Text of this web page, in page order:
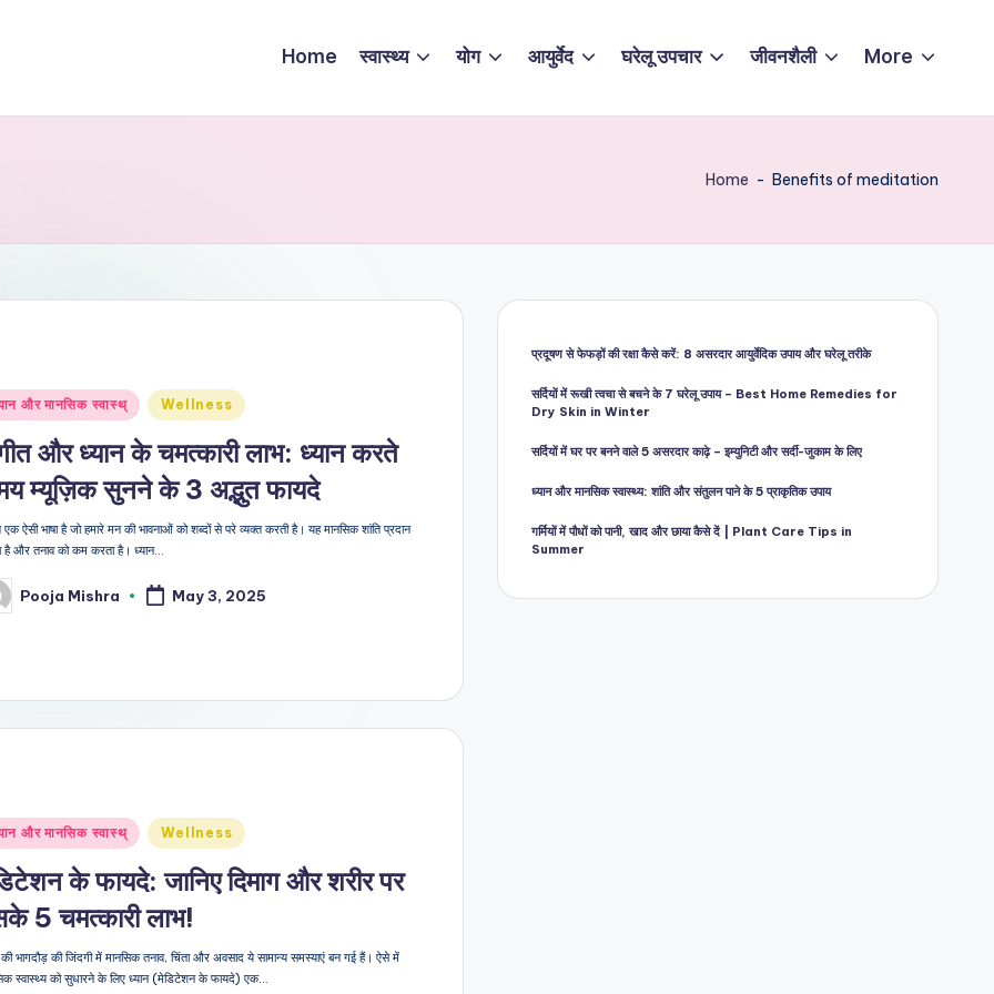
Home स्वास्थ्य योग आयुर्वेद घरेलू उपचार जीवनशैली More
Home - Benefits of meditation
और मानसिक स्वास्थ् Wellness
और ध्यान के चमत्कारी लाभ: ध्यान करते
म्यूज़िक सुनने के 3 अद्भुत फायदे
एक ऐसी भाषा है जो हमारे मन की भावनाओं को शब्दों से परे व्यक्त करती है। यह मानसिक शांति प्रदान
है और तनाव को कम करता है। ध्यान…
Pooja Mishra May 3, 2025
और मानसिक स्वास्थ् Wellness
के फायदे: जानिए दिमाग और शरीर पर
5 चमत्कारी लाभ!
भागदौड़ की जिंदगी में मानसिक तनाव, चिंता और अवसाद ये सामान्य समस्याएं बन गई हैं। ऐसे में
स्वास्थ्य को सुधारने के लिए ध्यान (मेडिटेशन के फायदे) एक…
प्रदूषण से फेफड़ों की रक्षा कैसे करें: 8 असरदार आयुर्वेदिक उपाय और घरेलू तरीके
सर्दियों में रूखी त्वचा से बचने के 7 घरेलू उपाय – Best Home Remedies for
Dry Skin in Winter
सर्दियों में घर पर बनने वाले 5 असरदार काढ़े – इम्युनिटी और सर्दी-जुकाम के लिए
ध्यान और मानसिक स्वास्थ्य: शांति और संतुलन पाने के 5 प्राकृतिक उपाय
गर्मियों में पौधों को पानी, खाद और छाया कैसे दें | Plant Care Tips in
Summer